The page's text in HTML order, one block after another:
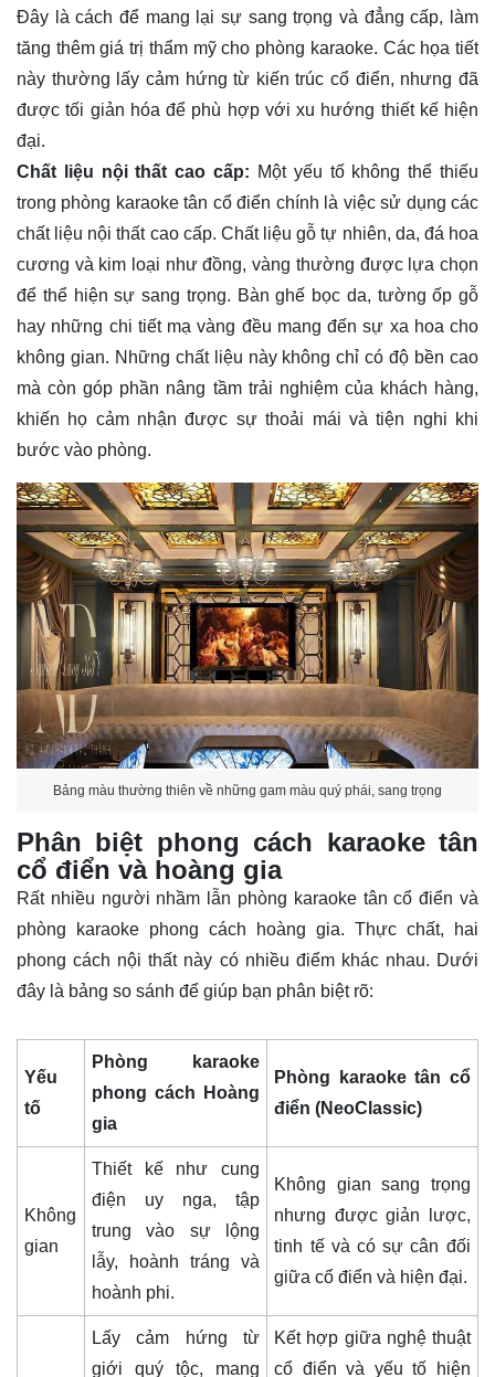
Đây là cách để mang lại sự sang trọng và đẳng cấp, làm
tăng thêm giá trị thẩm mỹ cho phòng karaoke. Các họa tiết
này thường lấy cảm hứng từ kiến trúc cổ điển, nhưng đã
được tối giản hóa để phù hợp với xu hướng thiết kế hiện
đại.
Chất liệu nội thất cao cấp: Một yếu tố không thể thiếu
trong phòng karaoke tân cổ điển chính là việc sử dụng các
chất liệu nội thất cao cấp. Chất liệu gỗ tự nhiên, da, đá hoa
cương và kim loại như đồng, vàng thường được lựa chọn
để thể hiện sự sang trọng. Bàn ghế bọc da, tường ốp gỗ
hay những chi tiết mạ vàng đều mang đến sự xa hoa cho
không gian. Những chất liệu này không chỉ có độ bền cao
mà còn góp phần nâng tầm trải nghiệm của khách hàng,
khiến họ cảm nhận được sự thoải mái và tiện nghi khi
bước vào phòng.
Bảng màu thường thiên về những gam màu quý phái, sang trọng
Phân biệt phong cách karaoke tân
cổ điển và hoàng gia
Rất nhiều người nhầm lẫn phòng karaoke tân cổ điển và
phòng karaoke phong cách hoàng gia. Thực chất, hai
phong cách nội thất này có nhiều điểm khác nhau. Dưới
đây là bảng so sánh để giúp bạn phân biệt rõ:
Yếu
tố
Phòng karaoke
phong cách Hoàng
gia
Phòng karaoke tân cổ
điển (NeoClassic)
Không
gian
Thiết kế như cung
điện uy nga, tập
trung vào sự lộng
lẫy, hoành tráng và
hoành phi.
Không gian sang trọng
nhưng được giản lược,
tinh tế và có sự cân đối
giữa cổ điển và hiện đại.
Lấy cảm hứng từ
giới quý tộc, mang
Kết hợp giữa nghệ thuật
cổ điển và yếu tố hiện